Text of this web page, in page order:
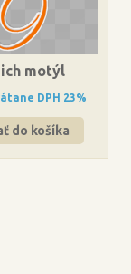
motýl
DPH 23%
do košíka